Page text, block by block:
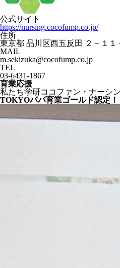
公式サイト
https://nursing.cocofump.co.jp/
住所
東京都 品川区西五反田 ２－１１
MAIL
m.sekizuka@cocofump.co.jp
TEL
03-6431-1867
育業応援
私たち学研ココファン・ナーシ
TOKYOパパ育業ゴールド認定！